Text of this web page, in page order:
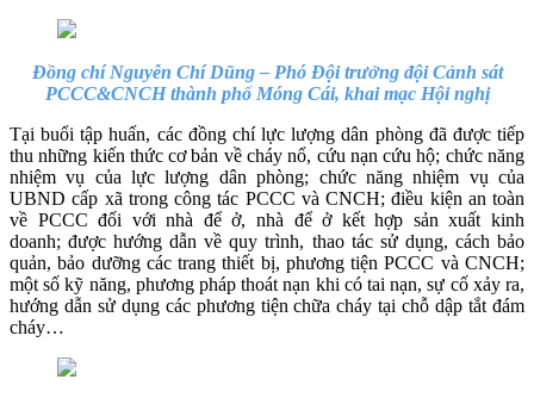
Đồng chí Nguyễn Chí Dũng – Phó Đội trưởng đội Cảnh sát
PCCC&CNCH thành phố Móng Cái, khai mạc Hội nghị
Tại buổi tập huấn, các đồng chí lực lượng dân phòng đã được tiếp
thu những kiến thức cơ bản về cháy nổ, cứu nạn cứu hộ; chức năng
nhiệm vụ của lực lượng dân phòng; chức năng nhiệm vụ của
UBND cấp xã trong công tác PCCC và CNCH; điều kiện an toàn
về PCCC đối với nhà để ở, nhà để ở kết hợp sản xuất kinh
doanh; được hướng dẫn về quy trình, thao tác sử dụng, cách bảo
quản, bảo dưỡng các trang thiết bị, phương tiện PCCC và CNCH;
một số kỹ năng, phương pháp thoát nạn khi có tai nạn, sự cố xảy ra,
hướng dẫn sử dụng các phương tiện chữa cháy tại chỗ dập tắt đám
cháy…